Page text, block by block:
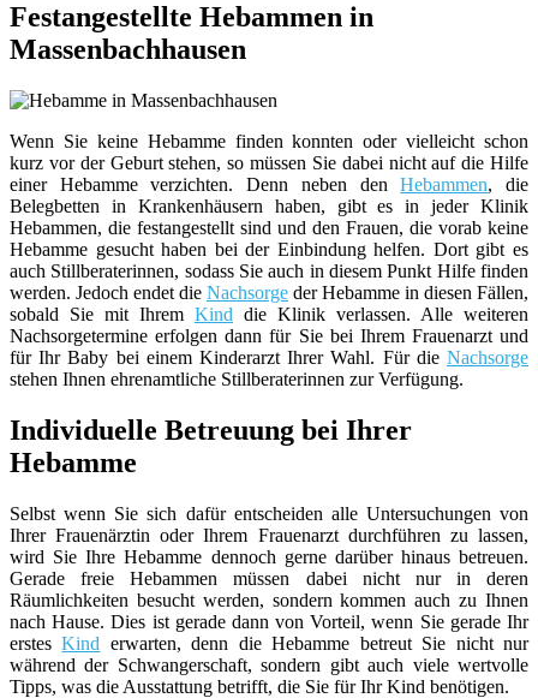
Festangestellte Hebammen in
Massenbachhausen
Wenn Sie keine Hebamme finden konnten oder vielleicht schon
kurz vor der Geburt stehen, so müssen Sie dabei nicht auf die Hilfe
einer Hebamme verzichten. Denn neben denHebammen, die
Belegbetten in Krankenhäusern haben, gibt es in jeder Klinik
Hebammen, die festangestellt sind und den Frauen, die vorab keine
Hebamme gesucht haben bei der Einbindung helfen. Dort gibt es
auch Stillberaterinnen, sodass Sie auch in diesem Punkt Hilfe finden
werden. Jedoch endet die Nachsorge der Hebamme in diesen Fällen,
sobald Sie mit Ihrem Kind die Klinik verlassen. Alle weiteren
Nachsorgetermine erfolgen dann für Sie bei Ihrem Frauenarzt und
für Ihr Baby bei einem Kinderarzt Ihrer Wahl. Für die Nachsorge
stehen Ihnen ehrenamtliche Stillberaterinnen zur Verfügung.
Individuelle Betreuung bei Ihrer
Hebamme
Selbst wenn Sie sich dafür entscheiden alle Untersuchungen von
Ihrer Frauenärztin oder Ihrem Frauenarzt durchführen zu lassen,
wird Sie Ihre Hebamme dennoch gerne darüber hinaus betreuen.
Gerade freie Hebammen müssen dabei nicht nur in deren
Räumlichkeiten besucht werden, sondern kommen auch zu Ihnen
nach Hause. Dies ist gerade dann von Vorteil, wenn Sie gerade Ihr
erstesKind erwarten, denn die Hebamme betreut Sie nicht nur
während der Schwangerschaft, sondern gibt auch viele wertvolle
Tipps, was die Ausstattung betrifft, die Sie für Ihr Kind benötigen.